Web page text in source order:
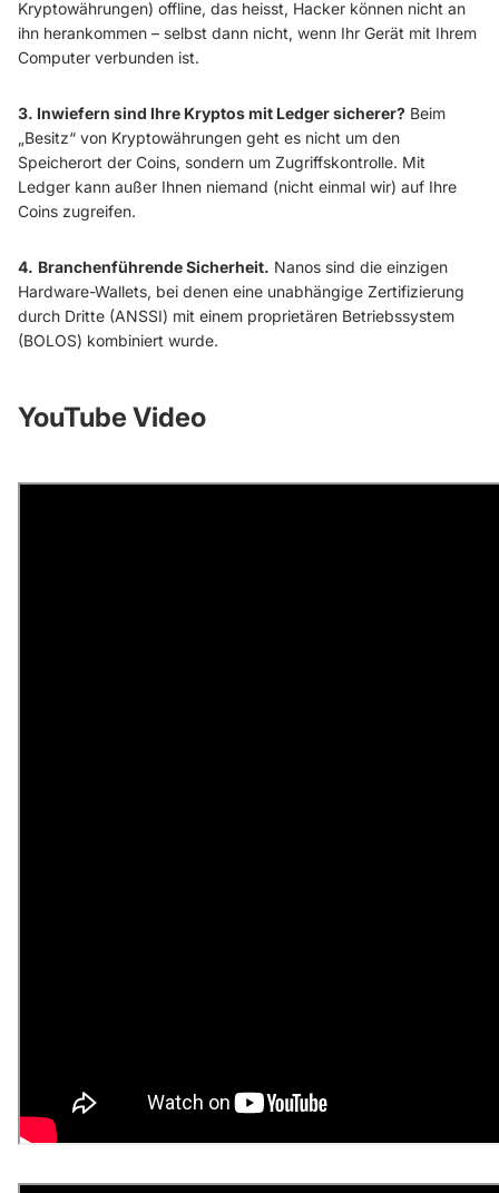
Kryptowährungen) offline, das heisst, Hacker können nicht an
ihn herankommen – selbst dann nicht, wenn Ihr Gerät mit Ihrem
Computer verbunden ist.
3. Inwiefern sind Ihre Kryptos mit Ledger sicherer? Beim
„Besitz“ von Kryptowährungen geht es nicht um den
Speicherort der Coins, sondern um Zugriffskontrolle. Mit
Ledger kann außer Ihnen niemand (nicht einmal wir) auf Ihre
Coins zugreifen.
4. Branchenführende Sicherheit. Nanos sind die einzigen
Hardware-Wallets, bei denen eine unabhängige Zertifizierung
durch Dritte (ANSSI) mit einem proprietären Betriebssystem
(BOLOS) kombiniert wurde.
YouTube Video